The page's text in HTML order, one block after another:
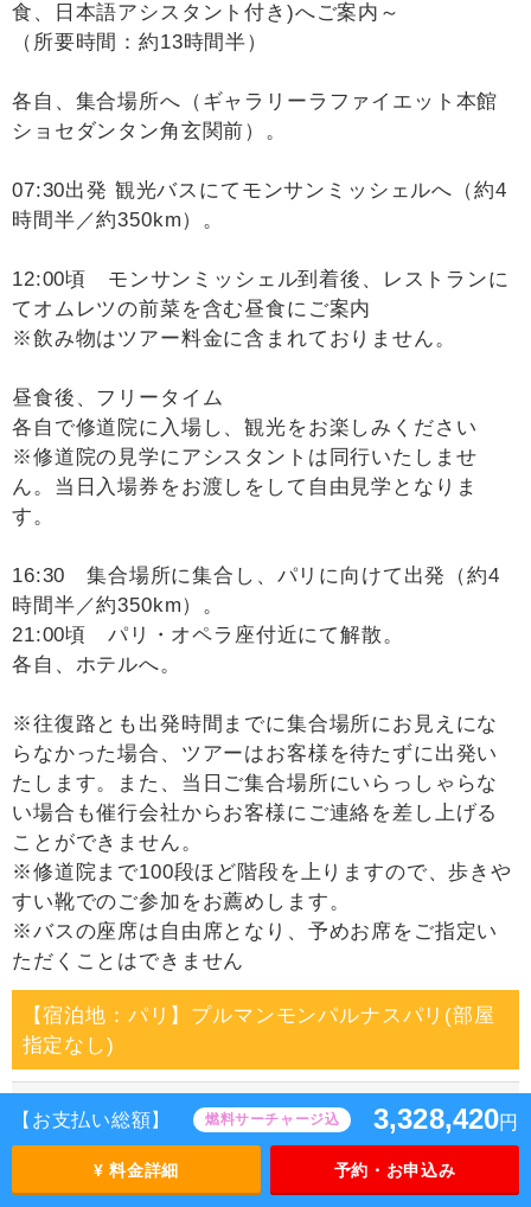
【お支払い総額】 燃料サーチャージ込 3,328,420円
¥ 料金詳細 予約・お申込み
食、日本語アシスタント付き)へご案内～
（所要時間：約13時間半）
各自、集合場所へ（ギャラリーラファイエット本館
ショセダンタン角玄関前）。
07:30出発 観光バスにてモンサンミッシェルへ（約4
時間半／約350km）。
12:00頃 モンサンミッシェル到着後、レストランに
てオムレツの前菜を含む昼食にご案内
※飲み物はツアー料金に含まれておりません。
昼食後、フリータイム
各自で修道院に入場し、観光をお楽しみください
※修道院の見学にアシスタントは同行いたしませ
ん。当日入場券をお渡しをして自由見学となりま
す。
16:30 集合場所に集合し、パリに向けて出発（約4
時間半／約350km）。
21:00頃 パリ・オペラ座付近にて解散。
各自、ホテルへ。
※往復路とも出発時間までに集合場所にお見えにな
らなかった場合、ツアーはお客様を待たずに出発い
たします。また、当日ご集合場所にいらっしゃらな
い場合も催行会社からお客様にご連絡を差し上げる
ことができません。
※修道院まで100段ほど階段を上りますので、歩きや
すい靴でのご参加をお薦めします。
※バスの座席は自由席となり、予めお席をご指定い
ただくことはできません
【宿泊地：パリ】プルマンモンパルナスパリ(部屋
指定なし)
終日、自由行動。